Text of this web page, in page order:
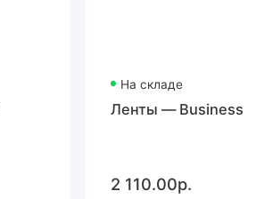
На складе
Ленты — Business
2 110.00р.